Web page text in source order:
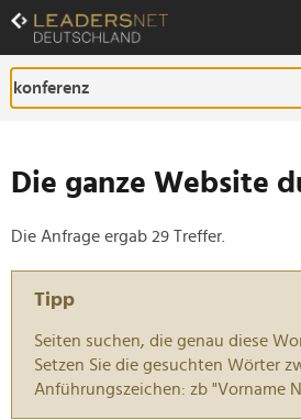
Zum
Inhalt
Zur
Fußzeilen-
Navigation
Die ganze Website
Die Anfrage ergab 29 Treffer.
Tipp
Seiten suchen, die genau diese
Setzen Sie die gesuchten Wörter
Anführungszeichen: zb "Vorname